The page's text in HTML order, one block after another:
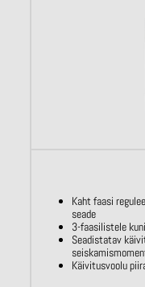
Kaht faasi
seade
3-faasilistele
Seadistatav
Käivitusvoolu